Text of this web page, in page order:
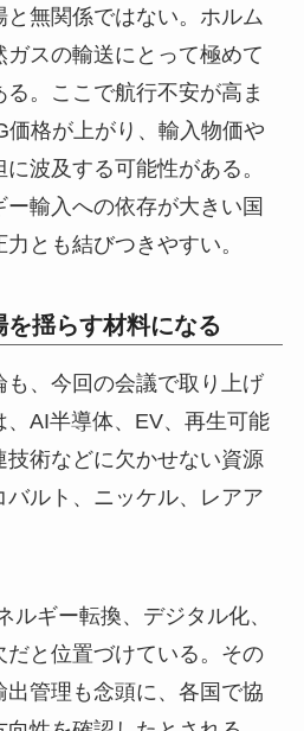
無関係ではない。ホルム
スの輸送にとって極めて
。ここで航行不安が高ま
価格が上がり、輸入物価や
波及する可能性がある。
ー輸入への依存が大きい国
とも結びつきやすい。
揺らす材料になる
、今回の会議で取り上げ
、AI半導体、EV、再生可能
技術などに欠かせない資源
バルト、ニッケル、レアア
ルギー転換、デジタル化、
と位置づけている。その
出管理も念頭に、各国で協